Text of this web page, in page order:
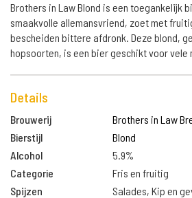
Brothers in Law Blond is een toegankelijk
smaakvolle allemansvriend, zoet met
bescheiden bittere afdronk. Deze blond,
hopsoorten, is een bier geschikt voor vele
Details
Brouwerij
Brothers in Law
Bierstijl
Blond
Alcohol
5.9%
Categorie
Fris en fruitig
Spijzen
Salades, Kip en